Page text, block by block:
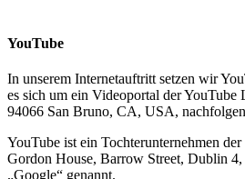
YouTube
In unserem Internetauftritt setzen wir
es sich um ein Videoportal der
94066 San Bruno, CA, USA,
YouTube ist ein Tochterunternehmen
Gordon House, Barrow Street, Dublin
„Google“ genannt.